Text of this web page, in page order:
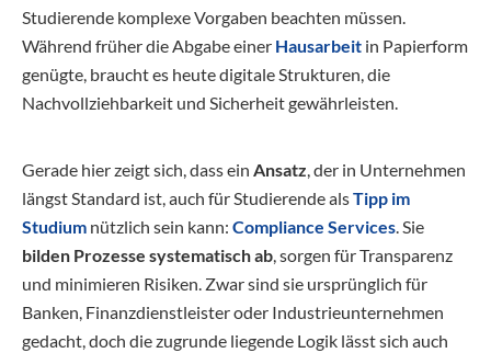
Studierende komplexe Vorgaben beachten müssen.
Während früher die Abgabe einer Hausarbeit in Papierform
genügte, braucht es heute digitale Strukturen, die
Nachvollziehbarkeit und Sicherheit gewährleisten.
Gerade hier zeigt sich, dass ein Ansatz, der in Unternehmen
längst Standard ist, auch für Studierende alsTipp im
Studium nützlich sein kann: Compliance Services. Sie
bilden Prozesse systematisch ab, sorgen für Transparenz
und minimieren Risiken. Zwar sind sie ursprünglich für
Banken, Finanzdienstleister oder Industrieunternehmen
gedacht, doch die zugrunde liegende Logik lässt sich auch